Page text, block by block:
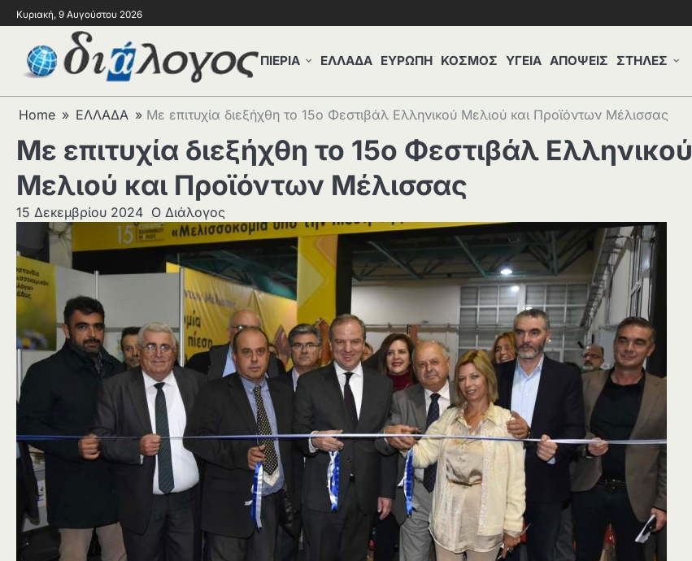
Κυριακή, 9 Αυγούστου 2026
ΠΙΕΡΙΑ ΕΛΛΑΔΑ ΕΥΡΩΠΗ ΚΟΣΜΟΣ ΥΓΕΙΑ ΑΠΟΨΕΙΣ ΣΤΗΛΕΣ
Home ΕΛΛΑΔΑ Με επιτυχία διεξήχθη το 15ο Φεστιβάλ Ελληνικού Μελιού και Προϊόντων Μέλισσας
Με επιτυχία διεξήχθη το 15ο Φεστιβάλ Ελληνικού
Μελιού και Προϊόντων Μέλισσας
15 Δεκεμβρίου 2024 Ο Διάλογος